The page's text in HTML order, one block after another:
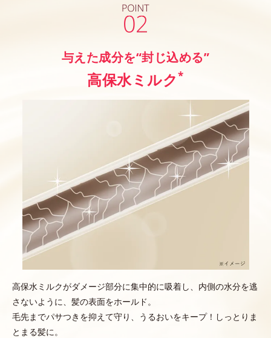
与えた成分を“封じ込める”
高保水ミルク*
高保水ミルクがダメージ部分に集中的に吸着し、内側の水分を逃
さないように、髪の表面をホールド。
毛先までパサつきを抑えて守り、うるおいをキープ！しっとりま
とまる髪に。